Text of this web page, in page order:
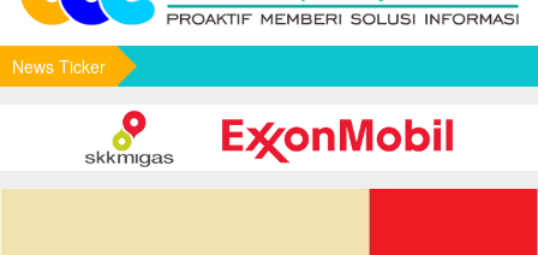
News Ticker